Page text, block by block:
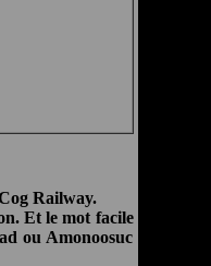
Railway.
Et le mot facile
ou Amonoosuc